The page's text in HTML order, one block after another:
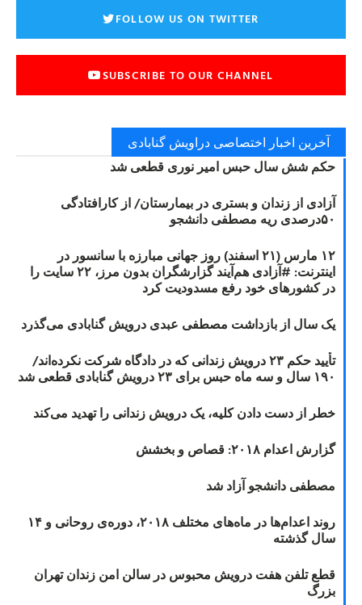
FOLLOW US ON TWITTER
SUBSCRIBE TO OUR CHANNEL
آخرین اخبار اختصاصی دراویش گنابادی
حکم شش سال حبس امیر نوری قطعی شد
آزادی از زندان و بستری در بیمارستان/ از کارافتادگی
۵۰درصدی ریه مصطفی دانشجو
۱۲ مارس (۲۱ اسفند) روز جهانی مبارزه با سانسور در
اینترنت: #آزادی هم‌آیند گزارشگران‌ بدون مرز، ۲۲ سایت را
در کشورهای خود رفع مسدودیت کرد
یک سال از بازداشت مصطفی عبدی درویش گنابادی می‌گذرد
تأیید حکم ۲۳ درویش زندانی که در دادگاه شرکت نکرده‌اند/
۱۹۰ سال و سه ماه حبس برای ۲۳ درویش گنابادی قطعی شد
خطر از دست دادن کلیه، یک درویش زندانی را تهدید می‌کند
گزارش اعدام ۲۰۱۸: قصاص و بخشش
مصطفی دانشجو آزاد شد
روند اعدام‌ها در ماه‌های مختلف ۲۰۱۸، دوره‌ی روحانی و ۱۴
سال گذشته
قطع تلفن هفت درویش محبوس در سالن امن زندان تهران
بزرگ